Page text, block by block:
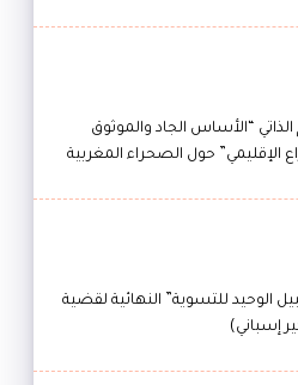
الذاتي “الأساس الجاد والموثوق
الإقليمي” حول الصحراء المغربية
الوحيد للتسوية” النهائية لقضية
إسباني)